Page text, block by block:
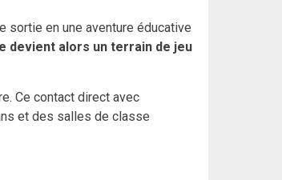
en une aventure éducative
devient alors un terrain de jeu
Ce contact direct avec
et des salles de classe